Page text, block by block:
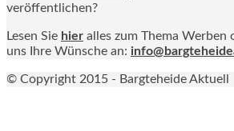
veröffentlichen?
Lesen Sie hier alles zum Thema Werben
uns Ihre Wünsche an:
© Copyright 2015 - Bargteheide Aktuell